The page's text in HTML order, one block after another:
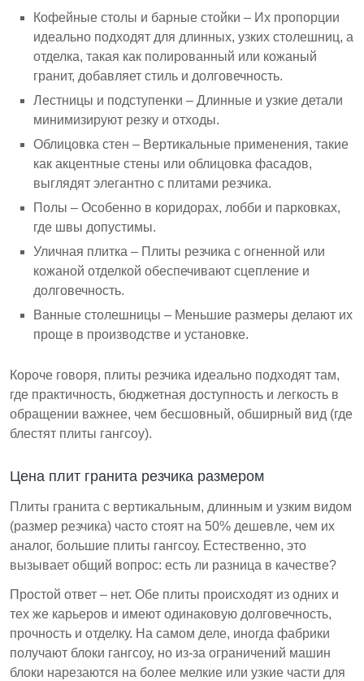
Кофейные столы и барные стойки – Их пропорции
идеально подходят для длинных, узких столешниц, а
отделка, такая как полированный или кожаный
гранит, добавляет стиль и долговечность.
Лестницы и подступенки – Длинные и узкие детали
минимизируют резку и отходы.
Облицовка стен – Вертикальные применения, такие
как акцентные стены или облицовка фасадов,
выглядят элегантно с плитами резчика.
Полы – Особенно в коридорах, лобби и парковках,
где швы допустимы.
Уличная плитка – Плиты резчика с огненной или
кожаной отделкой обеспечивают сцепление и
долговечность.
Ванные столешницы – Меньшие размеры делают их
проще в производстве и установке.
Короче говоря, плиты резчика идеально подходят там,
где практичность, бюджетная доступность и легкость в
обращении важнее, чем бесшовный, обширный вид (где
блестят плиты гангсоу).
Цена плит гранита резчика размером
Плиты гранита с вертикальным, длинным и узким видом
(размер резчика) часто стоят на 50% дешевле, чем их
аналог, большие плиты гангсоу. Естественно, это
вызывает общий вопрос: есть ли разница в качестве?
Простой ответ – нет. Обе плиты происходят из одних и
тех же карьеров и имеют одинаковую долговечность,
прочность и отделку. На самом деле, иногда фабрики
получают блоки гангсоу, но из-за ограничений машин
блоки нарезаются на более мелкие или узкие части для